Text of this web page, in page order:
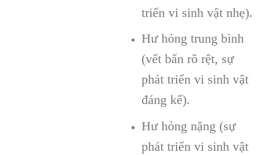
triển vi sinh vật nhẹ).
Hư hỏng trung bình
(vết bẩn rõ rệt, sự
phát triển vi sinh vật
đáng kể).
Hư hỏng nặng (sự
phát triển vi sinh vật